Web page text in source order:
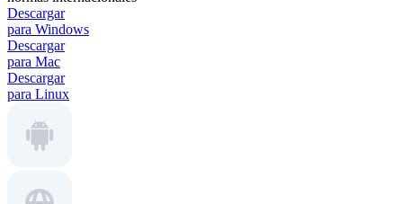
Descargar
para Windows
Descargar
para Mac
Descargar
para Linux